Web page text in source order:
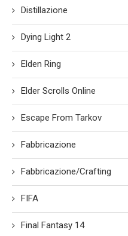
Distillazione
Dying Light 2
Elden Ring
Elder Scrolls Online
Escape From Tarkov
Fabbricazione
Fabbricazione/Crafting
FIFA
Final Fantasy 14